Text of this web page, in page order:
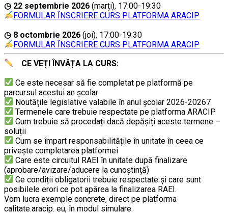
◷ 22 septembrie 2026 (marți), 17:00-19:30
FORMULAR ÎNSCRIERE CURS PLATFORMA ARACIP
◷ 8 octombrie 2026 (joi), 17:00-19:30
FORMULAR ÎNSCRIERE CURS PLATFORMA ARACIP
CE VEȚI ÎNVĂȚA LA CURS:
Ce este necesar să fie completat pe platformă pe
parcursul acestui an școlar
Noutățile legislative valabile în anul școlar 2026-20267
Termenele care trebuie respectate pe platforma ARACIP
Cum trebuie să procedați dacă depăşiți aceste termene –
soluții
Cum se împart responsabilitățile în unitate în ceea ce
privește completarea platformei
Care este circuitul RAEI în unitate după finalizare
(aprobare/avizare/aducere la cunoştință)
Ce condiții obligatorii trebuie respectate şi care sunt
posibilele erori ce pot apărea la finalizarea RAEI.
Vom lucra exemple concrete, direct pe platforma
calitate.aracip. eu, în modul simulare.